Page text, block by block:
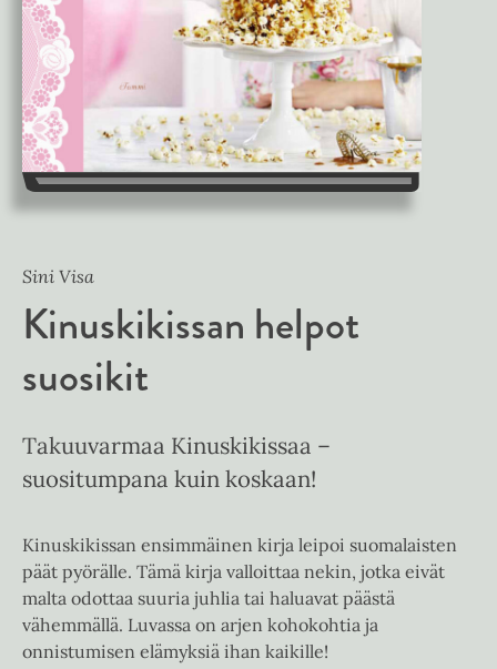
Sini Visa
Kinuskikissan helpot
suosikit
Takuuvarmaa Kinuskikissaa –
suositumpana kuin koskaan!
Kinuskikissan ensimmäinen kirja leipoi suomalaisten
päät pyörälle. Tämä kirja valloittaa nekin, jotka eivät
malta odottaa suuria juhlia tai haluavat päästä
vähemmällä. Luvassa on arjen kohokohtia ja
onnistumisen elämyksiä ihan kaikille!